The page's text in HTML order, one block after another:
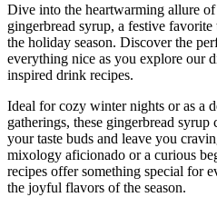
Dive into the heartwarming allure
gingerbread syrup, a festive
the holiday season. Discover the
everything nice as you explore our
inspired drink recipes.
Ideal for cozy winter nights or as a
gatherings, these gingerbread syrup
your taste buds and leave you
mixology aficionado or a curious
recipes offer something special for
the joyful flavors of the season.